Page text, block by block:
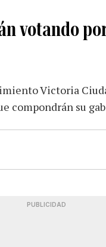
votando
Victoria
compondrán su
PUBLICIDAD